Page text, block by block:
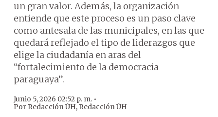
un gran valor. Además, la organización
entiende que este proceso es un paso clave
como antesala de las municipales, en las que
quedará reflejado el tipo de liderazgos que
elige la ciudadanía en aras del
“fortalecimiento de la democracia
paraguaya”.
Junio 5, 2026 02:52 p. m. •
Por Redacción ÚH, Redacción ÚH